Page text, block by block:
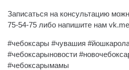
Записаться на консультацию
75-54-75 либо напишите нам
#чебоксары #чувашия
#чебоксарыновости
#чебоксарымамы